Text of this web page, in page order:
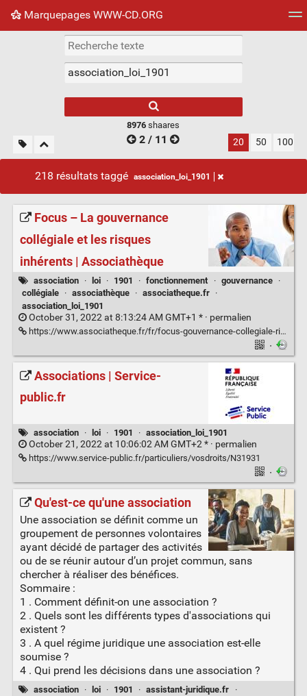
Marquepages WWW-CD.ORG
Nuage de tags Mur d'images
8976 shaares
2 / 11 20 50 100
218 résultats taggé association_loi_1901
Focus – La gouvernance
collégiale et les risques
inhérents | Associathèque
association · loi · 1901 · fonctionnement · gouvernance
·
collégiale
· associathèque · associatheque.fr ·
association_loi_1901
October 31, 2022 at 8:13:24 AM GMT+1 * · permalien
https://www.associatheque.fr/fr/focus-gouvernance-collegiale-risques-inherents.html
·
Associations | Service-
public.fr
association · loi · 1901 · association_loi_1901
October 21, 2022 at 10:06:02 AM GMT+2 * · permalien
https://www.service-public.fr/particuliers/vosdroits/N31931
·
Qu'est-ce qu'une association
Une association se définit comme un
groupement de personnes volontaires
ayant décidé de partager des activités
ou de se réunir autour d’un projet commun, sans
chercher à réaliser des bénéfices.
Sommaire :
1 . Comment définit-on une association ?
2 . Quels sont les différents types d'associations qui
existent ?
3 . A quel régime juridique une association est-elle
soumise ?
4 . Qui prend les décisions dans une association ?
association · loi · 1901 · assistant-juridique.fr
·